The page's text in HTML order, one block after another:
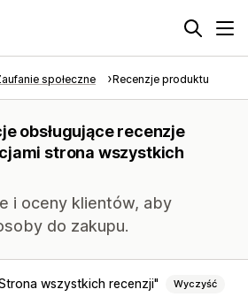
społeczne Recenzje produktu
obsługujące recenzje
strona wszystkich
i oceny klientów, aby
do zakupu.
wszystkich recenzji Wyczyść